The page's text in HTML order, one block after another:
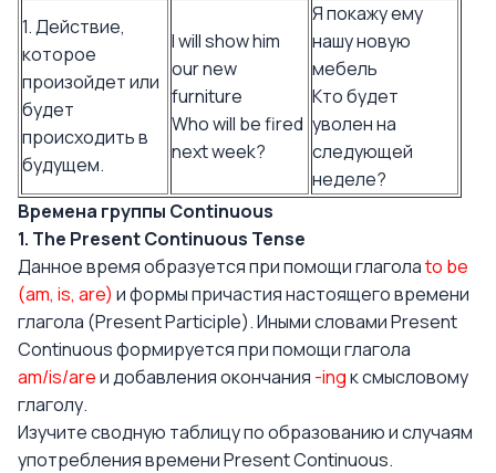
1. Действие,
которое
произойдет или
будет
происходить в
будущем.
I will show him
our new
furniture
Who will be fired
next week?
Я покажу ему
нашу новую
мебель
Кто будет
уволен на
следующей
неделе?
Времена группы Continuous
1. The Present Continuous Tense
Данное время образуется при помощи глаголаto be
(am, is, are) и формы причастия настоящего времени
глагола (Present Participle). Иными словами Present
Continuous формируется при помощи глагола
am/is/areи добавления окончания -ingк смысловому
глаголу.
Изучите сводную таблицу по образованию и случаям
употребления времени Present Continuous.